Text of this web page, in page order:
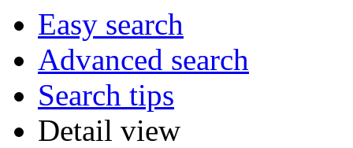
Easy search
Advanced search
Search tips
Detail view